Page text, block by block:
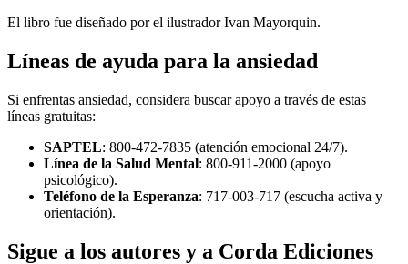
El libro fue diseñado por el ilustrador Ivan Mayorquin.
Líneas de ayuda para la ansiedad
Si enfrentas ansiedad, considera buscar apoyo a través de estas
líneas gratuitas:
SAPTEL: 800-472-7835 (atención emocional 24/7).
Línea de la Salud Mental: 800-911-2000 (apoyo
psicológico).
Teléfono de la Esperanza: 717-003-717 (escucha activa y
orientación).
Sigue a los autores y a Corda Ediciones